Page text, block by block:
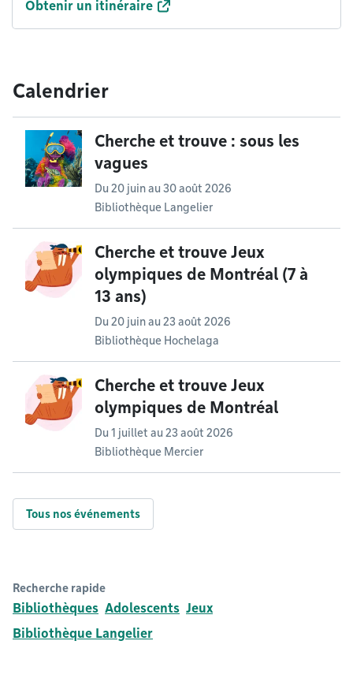
Obtenir un itinéraire
Calendrier
Cherche et trouve : sous les
vagues
Du 20 juinau 30 août 2026
Bibliothèque Langelier
Cherche et trouve Jeux
olympiques de Montréal (7 à
13 ans)
Du 20 juinau 23 août 2026
Bibliothèque Hochelaga
Cherche et trouve Jeux
olympiques de Montréal
Du 1 juillet au 23 août 2026
Bibliothèque Mercier
Tous nos événements
Recherche rapide
Bibliothèques Adolescents Jeux
Bibliothèque Langelier